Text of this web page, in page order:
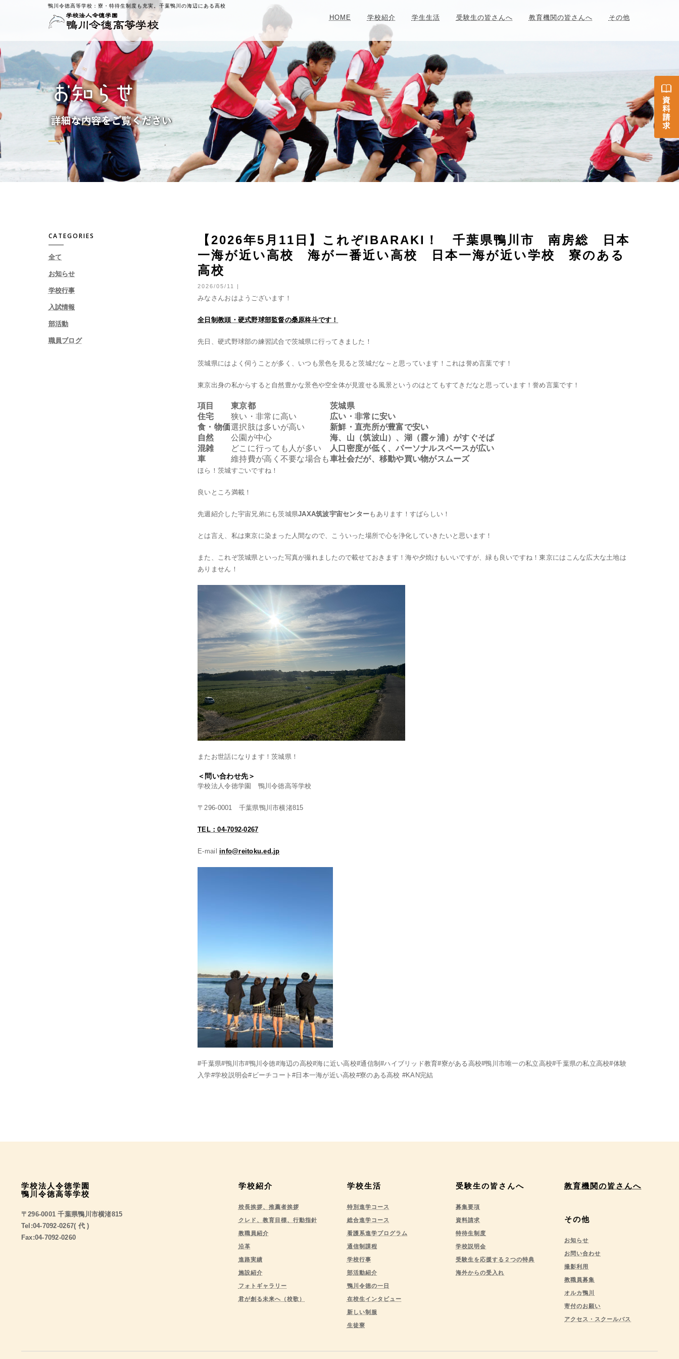
鴨川令徳高等学校： 寮・特待生制度も充実。千葉鴨川の海辺にある高校
HOME 学校紹介 学生生活 受験生の皆さんへ 教育機関の皆さんへ その他
CATEGORIES
全て
お知らせ
学校行事
入試情報
部活動
職員ブログ
【2026年5月11日】これぞIBARAKI！ 千葉県鴨川市 南房総 日本
一海が近い高校 海が一番近い高校 日本一海が近い学校 寮のある
高校
2026/05/11 |
みなさんおはようございます！
全日制教頭・硬式野球部監督の桑原柊斗です！
先日、硬式野球部の練習試合で茨城県に行ってきました！
茨城県にはよく伺うことが多く、いつも景色を見ると茨城だな～と思っています！これは誉め言葉です！
東京出身の私からすると自然豊かな景色や空全体が見渡せる風景というのはとてもすてきだなと思っています！誉め言葉です！
項目 東京都
茨城県
住宅
狭い・非常に高い
広い・非常に安い
食・物価選択肢は多いが高い
新鮮・直売所が豊富で安い
自然
公園が中心
海、山（筑波山）、湖（霞ヶ浦）がすぐそば
混雑
どこに行っても人が多い
人口密度が低く、パーソナルスペースが広い
車
維持費が高く不要な場合も車社会だが、移動や買い物がスムーズ
ほら！茨城すごいですね！
良いところ満載！
先週紹介した宇宙兄弟にも茨城県JAXA筑波宇宙センターもあります！すばらしい！
とは言え、私は東京に染まった人間なので、こういった場所で心を浄化していきたいと思います！
また、これぞ茨城県といった写真が撮れましたので載せておきます！海や夕焼けもいいですが、緑も良いですね！東京にはこんな広大な土地は
ありません！
またお世話になります！茨城県！
＜問い合わせ先＞
学校法人令徳学園 鴨川令徳高等学校
〒296-0001 千葉県鴨川市横渚815
TEL：04-7092-0267
E-mailinfo@reitoku.ed.jp
#千葉県#鴨川市#鴨川令徳#海辺の高校#海に近い高校#通信制#ハイブリッド教育#寮がある高校#鴨川市唯一の私立高校#千葉県の私立高校#体験
入学#学校説明会#ビーチコート#日本一海が近い高校#寮のある高校 #KAN完結
学校法人令徳学園
鴨川令徳高等学校
〒296-0001 千葉県鴨川市横渚815
Tel:04-7092-0267( 代 )
Fax:04-7092-0260
学校紹介
校長挨拶、推薦者挨拶
クレド、教育目標、行動指針
教職員紹介
沿革
進路実績
施設紹介
フォトギャラリー
君が創る未来へ（校歌）
学校生活
特別進学コース
総合進学コース
看護系進学プログラム
通信制課程
学校行事
部活動紹介
鴨川令徳の一日
在校生インタビュー
新しい制服
生徒寮
受験生の皆さんへ
募集要項
資料請求
特待生制度
学校説明会
受験生を応援する２つの特典
海外からの受入れ
教育機関の皆さんへ
その他
お知らせ
お問い合わせ
撮影利用
教職員募集
オルカ鴨川
寄付のお願い
アクセス・スクールバス